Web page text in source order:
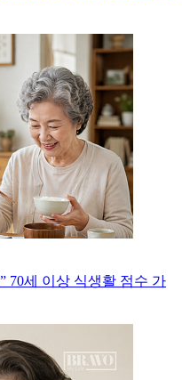
70세 이상 식생활 점수 가